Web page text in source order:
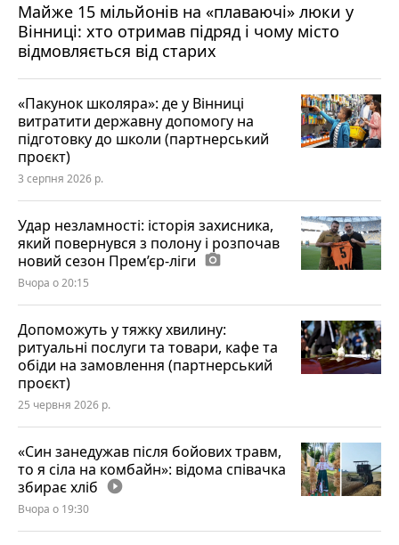
Майже 15 мільйонів на «плаваючі» люки у
Вінниці: хто отримав підряд і чому місто
відмовляється від старих
«Пакунок школяра»: де у Вінниці
витратити державну допомогу на
підготовку до школи (партнерський
проєкт)
3 серпня 2026 р.
Удар незламності: історія захисника,
який повернувся з полону і розпочав
новий сезон Прем’єр-ліги photo_camera
Вчора о 20:15
Допоможуть у тяжку хвилину:
ритуальні послуги та товари, кафе та
обіди на замовлення (партнерський
проєкт)
25 червня 2026 р.
«Син занедужав після бойових травм,
то я сіла на комбайн»: відома співачка
збирає хліб play_circle_filled
Вчора о 19:30